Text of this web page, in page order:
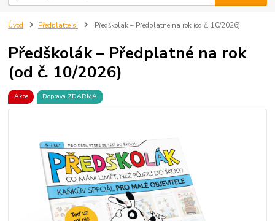
Úvod Předplaťte si Předškolák – Předplatné na rok (od č. 10/2026)
Předškolák – Předplatné na rok
(od č. 10/2026)
Akce Doprava ZDARMA